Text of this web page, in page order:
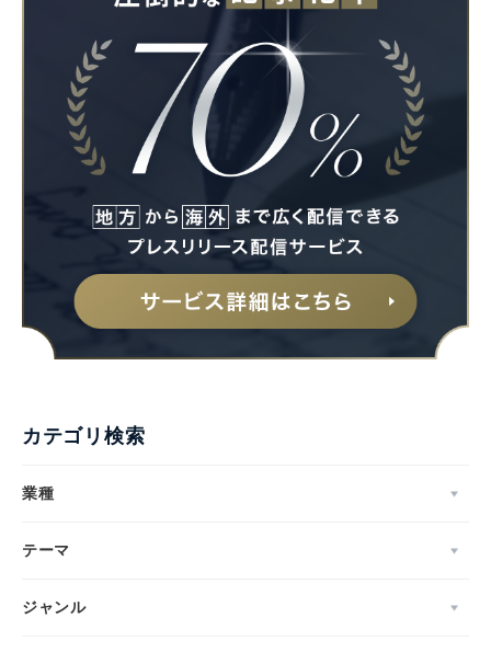
カテゴリ検索
業種
テーマ
ジャンル